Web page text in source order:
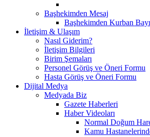
Başhekimden Mesaj
Başhekimden Kurban
İletişim & Ulaşım
Nasıl Giderim?
İletişim Bilgileri
Birim Şemaları
Personel Görüş ve Öneri Formu
Hasta Görüş ve Öneri Formu
Dijital Medya
Medyada Biz
Gazete Haberleri
Haber Videoları
Normal Doğum
Kamu